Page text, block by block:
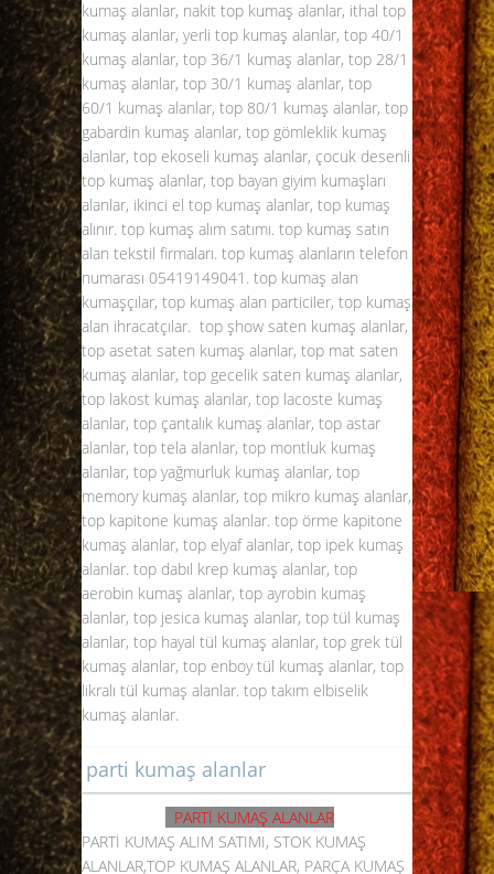
kumaş alanlar, nakit top kumaş alanlar, ithal top
kumaş alanlar, yerli top kumaş alanlar, top 40/1
kumaş alanlar, top 36/1 kumaş alanlar, top 28/1
kumaş alanlar, top 30/1 kumaş alanlar, top
60/1 kumaş alanlar, top 80/1 kumaş alanlar, top
gabardin kumaş alanlar, top gömleklik kumaş
alanlar, top ekoseli kumaş alanlar, çocuk desenli
top kumaş alanlar, top bayan giyim kumaşları
alanlar, ikinci el top kumaş alanlar, top kumaş
alınır. top kumaş alım satımı. top kumaş satın
alan tekstil firmaları. top kumaş alanların telefon
numarası 05419149041 . top kumaş alan
kumaşçılar, top kumaş alan particiler, top kumaş
alan ihracatçılar. top şhow saten kumaş alanlar,
top asetat saten kumaş alanlar, top mat saten
kumaş alanlar, top gecelik saten kumaş alanlar,
top lakost kumaş alanlar, top lacoste kumaş
alanlar, top çantalık kumaş alanlar, top astar
alanlar, top tela alanlar, top montluk kumaş
alanlar, top yağmurluk kumaş alanlar, top
memory kumaş alanlar, top mikro kumaş alanlar,
top kapitone kumaş alanlar. top örme kapitone
kumaş alanlar, top elyaf alanlar, top ipek kumaş
alanlar. top dabıl krep kumaş alanlar, top
aerobin kumaş alanlar, top ayrobin kumaş
alanlar, top jesica kumaş alanlar, top tül kumaş
alanlar, top hayal tül kumaş alanlar, top grek tül
kumaş alanlar, top enboy tül kumaş alanlar, top
likralı tül kumaş alanlar. top takım elbiselik
kumaş alanlar.
parti kumaş alanlar
PARTİ KUMAŞ ALANLAR
PARTİ KUMAŞ ALIM SATIMI, STOK KUMAŞ
ALANLAR,TOP KUMAŞ ALANLAR, PARÇA KUMAŞ